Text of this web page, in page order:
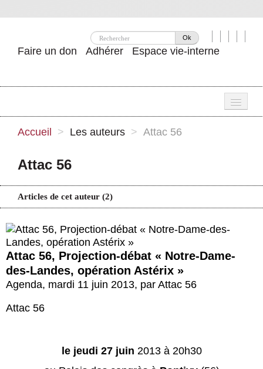
Ok
Faire un don Adhérer Espace vie-interne
Nos idées
Se mobiliser
Agenda
Actus et médias
Accueil > Les auteurs > Attac 56
Attac 56
Articles de cet auteur (2)
Attac 56, Projection-débat « Notre-Dame-
des-Landes, opération Astérix »
Agenda, mardi 11 juin 2013, par Attac 56
Attac 56
le jeudi 27 juin 2013 à 20h30